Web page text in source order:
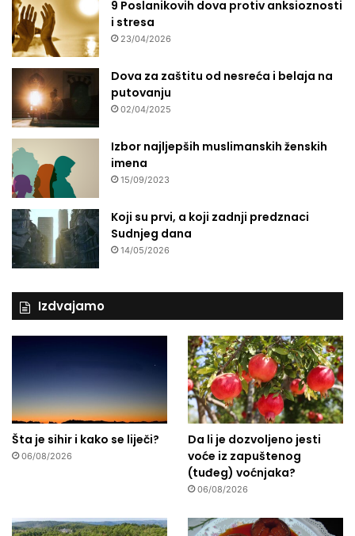
9 Poslanikovih dova protiv anksioznosti
i stresa
23/04/2026
Dova za zaštitu od nesreća i belaja na
putovanju
02/04/2025
Izbor najljepših muslimanskih ženskih
imena
15/09/2023
Koji su prvi, a koji zadnji predznaci
Sudnjeg dana
14/05/2026
Izdvajamo
Šta je sihir i kako se liječi?
06/08/2026
Da li je dozvoljeno jesti
voće iz zapuštenog
(tuđeg) voćnjaka?
06/08/2026